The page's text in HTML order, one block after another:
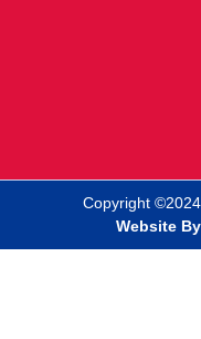
Copyright
Website